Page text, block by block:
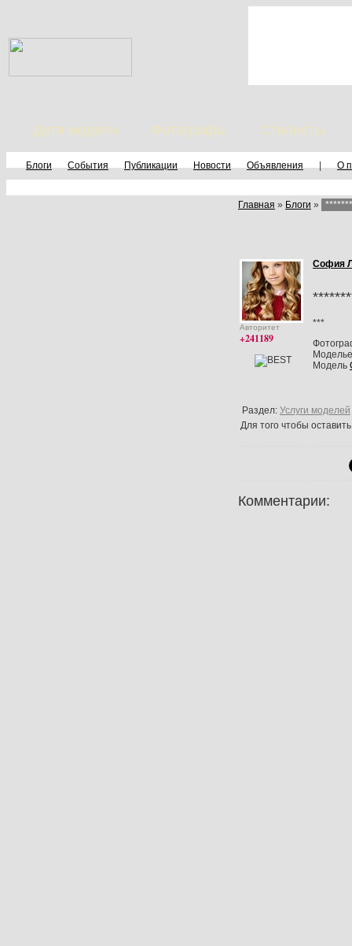
Дети модели Фотографы Стилисты
Блоги События Публикации Новости Объявления | О
Главная » Блоги »
Авторитет
+241189
София
***
Модель
Раздел: Услуги моделей
Для того чтобы
Комментарии: